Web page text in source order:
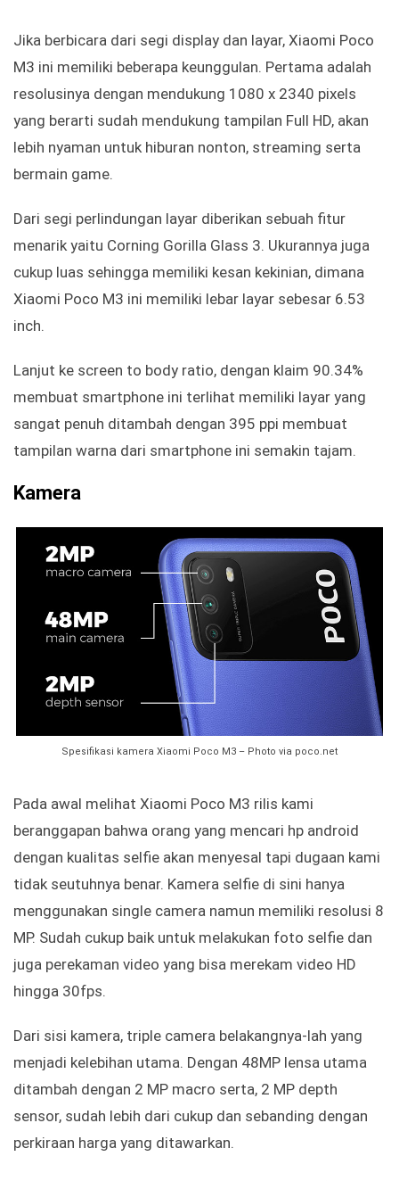
Jika berbicara dari segi display dan layar, Xiaomi Poco
M3 ini memiliki beberapa keunggulan. Pertama adalah
resolusinya dengan mendukung 1080 x 2340 pixels
yang berarti sudah mendukung tampilan Full HD, akan
lebih nyaman untuk hiburan nonton, streaming serta
bermain game.
Dari segi perlindungan layar diberikan sebuah fitur
menarik yaitu Corning Gorilla Glass 3. Ukurannya juga
cukup luas sehingga memiliki kesan kekinian, dimana
Xiaomi Poco M3 ini memiliki lebar layar sebesar 6.53
inch.
Lanjut ke screen to body ratio, dengan klaim 90.34%
membuat smartphone ini terlihat memiliki layar yang
sangat penuh ditambah dengan 395 ppi membuat
tampilan warna dari smartphone ini semakin tajam.
Kamera
Spesifikasi kamera Xiaomi Poco M3 – Photo via poco.net
Pada awal melihat Xiaomi Poco M3 rilis kami
beranggapan bahwa orang yang mencari hp android
dengan kualitas selfie akan menyesal tapi dugaan kami
tidak seutuhnya benar. Kamera selfie di sini hanya
menggunakan single camera namun memiliki resolusi 8
MP. Sudah cukup baik untuk melakukan foto selfie dan
juga perekaman video yang bisa merekam video HD
hingga 30fps.
Dari sisi kamera, triple camera belakangnya-lah yang
menjadi kelebihan utama. Dengan 48MP lensa utama
ditambah dengan 2 MP macro serta, 2 MP depth
sensor, sudah lebih dari cukup dan sebanding dengan
perkiraan harga yang ditawarkan.